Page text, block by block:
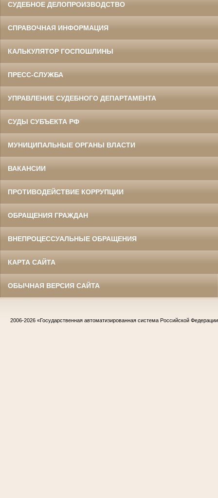
СУДЕБНОЕ ДЕЛОПРОИЗВОДСТВО
СПРАВОЧНАЯ ИНФОРМАЦИЯ
КАЛЬКУЛЯТОР ГОСПОШЛИНЫ
ПРЕСС-СЛУЖБА
УПРАВЛЕНИЕ СУДЕБНОГО ДЕПАРТАМЕНТА
СУДЫ СУБЪЕКТА РФ
МУНИЦИПАЛЬНЫЕ ОРГАНЫ ВЛАСТИ
ВАКАНСИИ
ПРОТИВОДЕЙСТВИЕ КОРРУПЦИИ
ОБРАЩЕНИЯ ГРАЖДАН
ВНЕПРОЦЕССУАЛЬНЫЕ ОБРАЩЕНИЯ
КАРТА САЙТА
ОБЫЧНАЯ ВЕРСИЯ САЙТА
2006-2026 «Государственная автоматизированная система Российской